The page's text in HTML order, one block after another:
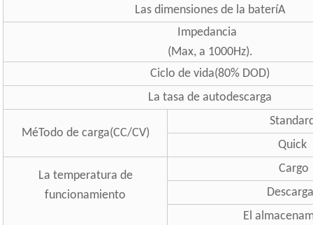
Las dimensiones de la bateríA
Impedancia
(Max, a 1000Hz).
Ciclo de vida(80% DOD)
La tasa de autodescarga
MéTodo de carga(CC/CV)
Quick
La temperatura de
funcionamiento
Cargo
El